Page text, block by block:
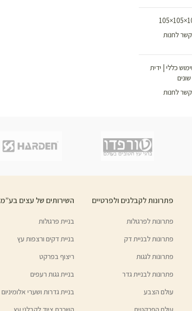
לחנות
כללי | ידית
לחנות
פתרונות לקבלנים ולפרטיים
פתרונות לפרגולות
פתרונות לבניית דק
פתרונות לגגות
פתרונות לבניית גדר
עולם הצבע
השירותים של עצים בע”מ
בניית פרגולות
בניית דקים ורצפות עץ
ריצוף בפרקט
בניית גגות רעפים
בניית גדרות ושערי אלומיניום